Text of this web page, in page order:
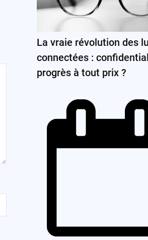
La vraie révolution des
connectées :
progrès à tout prix ?